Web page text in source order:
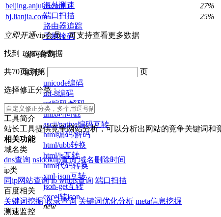
海外测速
端口扫描
路由器追踪
子网掩码
编码转码
常用
unicode编码
utf-8编码
url编码/解码
unix时间戳
ascii/native编码互转
html编码/解码
html/ubb转换
html/js互转
html代码转换
xml-json互转
json-get互转
excel转json
new
beijing.anjuke.com
27%
bj.lianjia.com
25%
立即开通vip会员，可支持查看更多数据
找到 1395条数据
共70页,到第 页
选择修正分类：
工具简介
站长工具提供竞争网站分析，可以分析出网站的竞争关键词和
相关功能
域名类
dns查询 nslookup查询 域名删除时间
ip类
同ip网站查询 ip whois查询 端口扫描
百度相关
关键词挖掘 收录查询 关键词优化分析 meta信息挖掘
测速监控